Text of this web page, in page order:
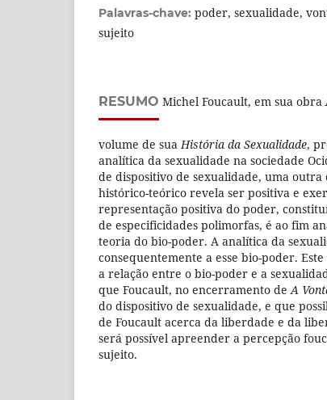
Palavras-chave: poder, sexualidade,
sujeito
RESUMO Michel Foucault, em sua obra
volume de suaHistória da Sexualidade,
analítica da sexualidade na sociedade
de dispositivo de sexualidade, uma
histórico-teórico revela ser positiva e
representação positiva do poder,
de especificidades polimorfas, é ao fim
teoria do bio-poder. A analítica da
consequentemente a esse bio-poder.
a relação entre o bio-poder e a
que Foucault, no encerramento deA
do dispositivo de sexualidade, e que
de Foucault acerca da liberdade e da
será possível apreender a percepção
sujeito.